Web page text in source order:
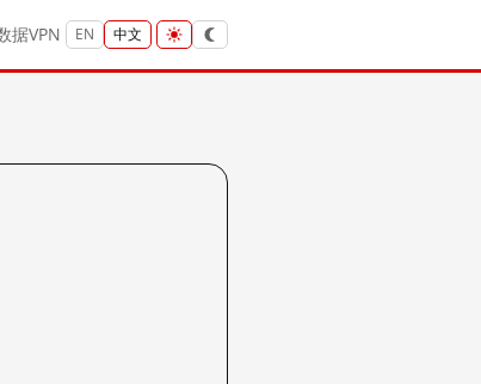
据VPN EN 中文